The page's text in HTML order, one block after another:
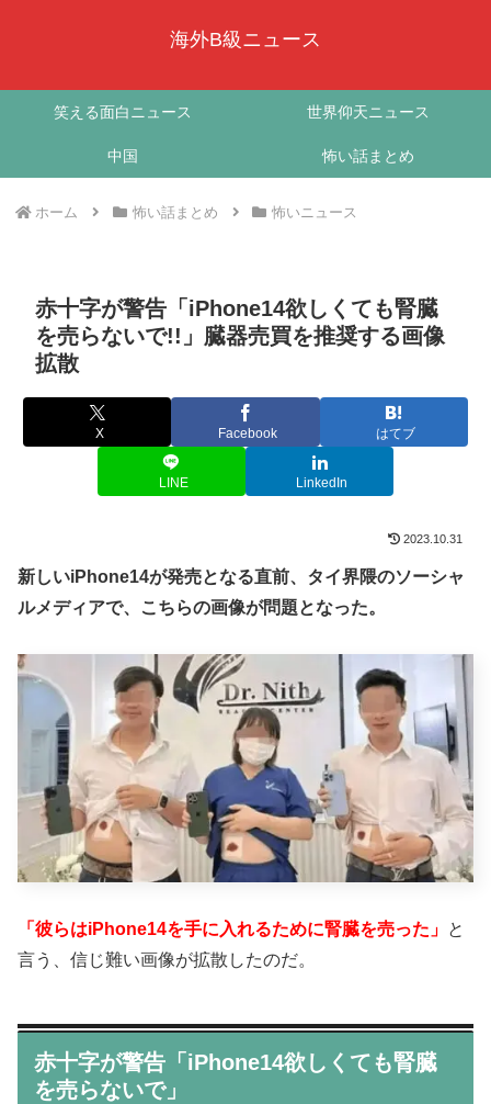
海外B級ニュース
笑える面白ニュース 世界仰天ニュース
中国 怖い話まとめ
ホーム 怖い話まとめ 怖いニュース
赤十字が警告「iPhone14欲しくても腎臓
を売らないで!!」臓器売買を推奨する画像
拡散
X Facebook はてブ
LINE LinkedIn
2023.10.31
新しいiPhone14が発売となる直前、タイ界隈のソーシャ
ルメディアで、こちらの画像が問題となった。
「彼らはiPhone14を手に入れるために腎臓を売った」 と
言う、信じ難い画像が拡散したのだ。
赤十字が警告「iPhone14欲しくても腎臓
を売らないで」